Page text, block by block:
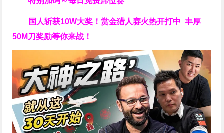
国人斩获10W大奖！赏金猎人赛火热开打中 丰厚
50M刀奖励等你来战！